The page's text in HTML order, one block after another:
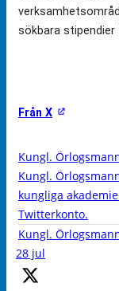
sökbara stipendier
Från X
Kungl.
Kungl.
kungliga
Twitterkonto.
Kungl.
28 jul